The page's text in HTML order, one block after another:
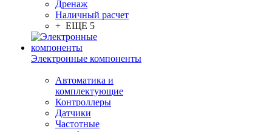
Дренаж
Наличный расчет
+ ЕЩЕ 5
Электронные компоненты
Автоматика и
комплектующие
Контроллеры
Датчики
Частотные